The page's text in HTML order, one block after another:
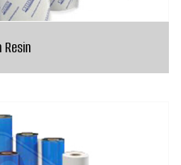
Resin